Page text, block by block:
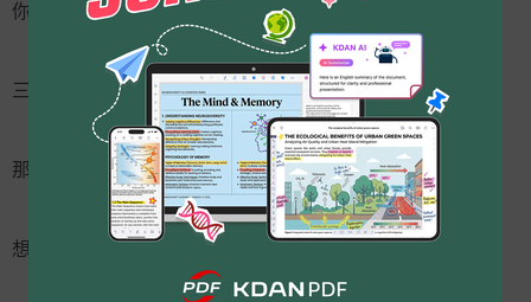
你習慣的方式傳給對方。
三個步驟、一個介面、一段對話。
那些工具切換和等待的時間，消失了。
想直接試試看？現在就將 KDAN PDF 加入 Claude→